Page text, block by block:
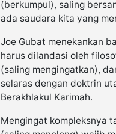
(berkumpul), saling
ada saudara kita yang
Joe Gubat menekankan
harus dilandasi oleh
(saling mengingatkan),
selaras dengan doktrin
Berakhlakul Karimah.
Mengingat kompleksnya